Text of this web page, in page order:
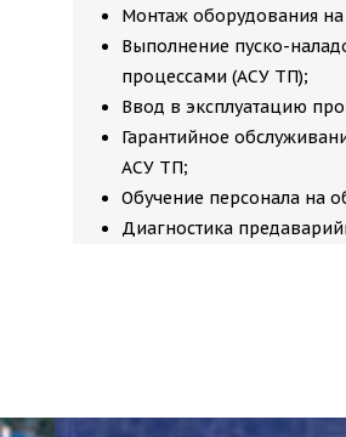
Монтаж оборудования
Выполнение пуско-
процессами (АСУ ТП);
Ввод в эксплуатацию
Гарантийное
АСУ ТП;
Обучение персонала на
Диагностика